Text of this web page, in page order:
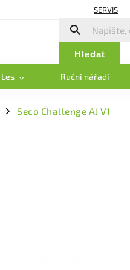
SERVIS
Hledat
Les Ruční nářadí
/ Seco Challenge AJ V1